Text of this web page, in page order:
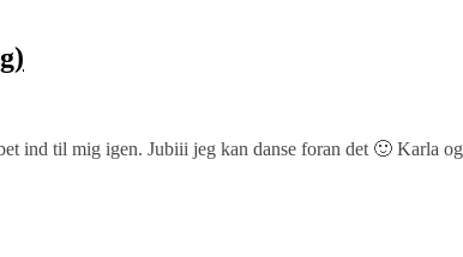
ind til mig igen. Jubiii jeg kan danse foran det 🙂 Karla